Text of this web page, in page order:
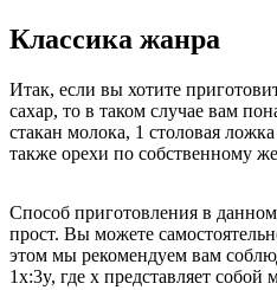
Классика жанра
Итак, если вы хотите
сахар, то в таком случае вам
стакан молока, 1 столовая
также орехи по собственному
Способ приготовления в
прост. Вы можете
этом мы рекомендуем вам
1x:3y, где x представляет собой